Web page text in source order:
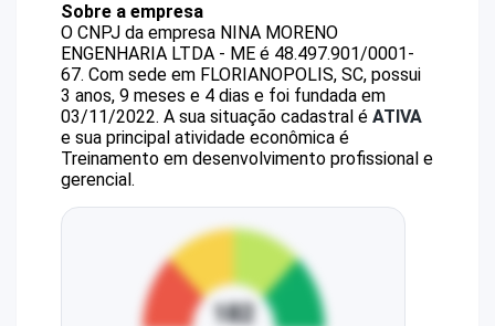
Sobre a empresa
O CNPJ da empresa NINA MORENO
ENGENHARIA LTDA - ME é 48.497.901/0001-
67. Com sede em FLORIANOPOLIS, SC, possui
3 anos, 9 meses e 4 dias e foi fundada em
03/11/2022. A sua situação cadastral é ATIVA
e sua principal atividade econômica é
Treinamento em desenvolvimento profissional e
gerencial.